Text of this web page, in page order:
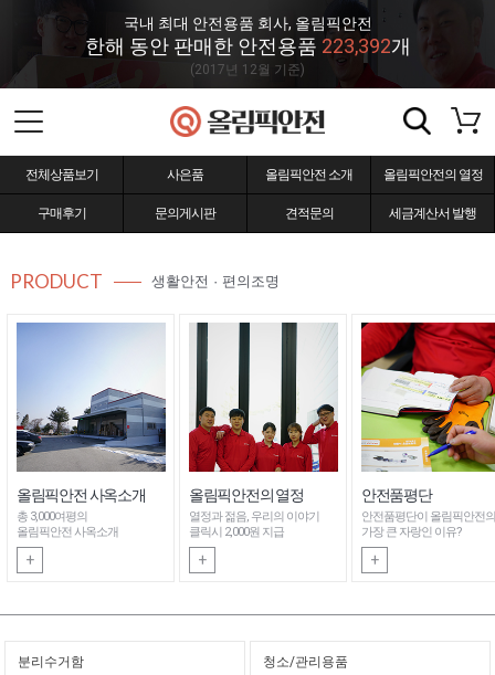
국내 최대 안전용품 회사, 올림픽안전
한해 동안 판매한 안전용품 223,392개
(2017년 12월 기준)
전체상품보기 사은품 올림픽안전 소개 올림픽안전의 열정
구매후기 문의게시판 견적문의 세금계산서 발행
PRODUCT 생활안전 · 편의조명
올림픽안전 사옥소개
총 3,000여평의
올림픽안전 사옥소개
+
올림픽안전의 열정
열정과 젊음, 우리의 이야기
클릭시 2,000원 지급
+
안전품평단
안전품평단이 올림픽안전의
가장 큰 자랑인 이유?
+
분리수거함 청소/관리용품